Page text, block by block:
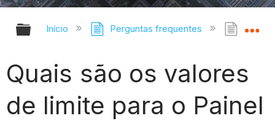
Expandir/recolher hierarquia
Início Perguntas frequentes
Quais são os valores
de limite para o Painel